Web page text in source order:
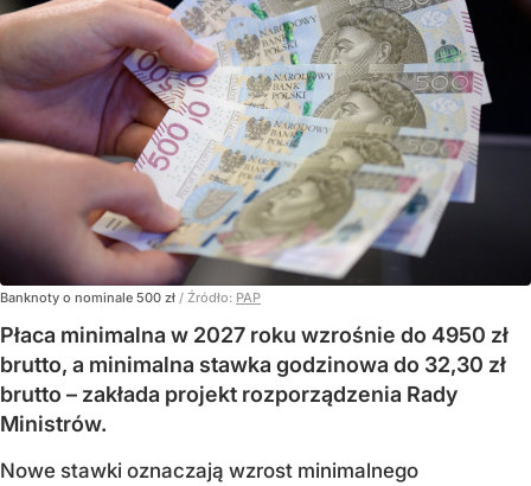
Banknoty o nominale 500 zł / Źródło: PAP
Płaca minimalna w 2027 roku wzrośnie do 4950 zł
brutto, a minimalna stawka godzinowa do 32,30 zł
brutto – zakłada projekt rozporządzenia Rady
Ministrów.
Nowe stawki oznaczają wzrost minimalnego